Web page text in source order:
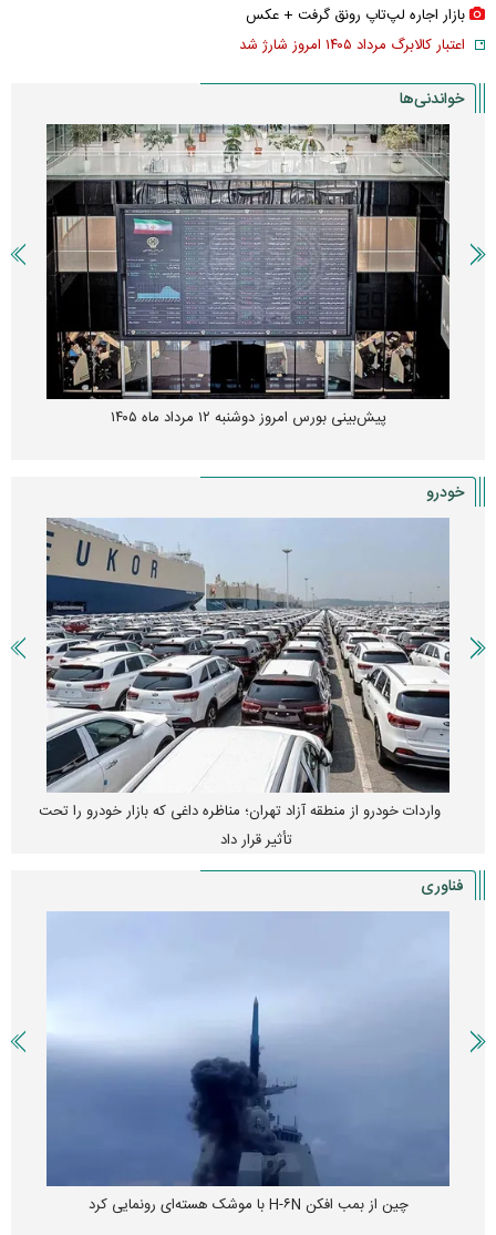
بازار اجاره لپ‌تاپ رونق گرفت + عکس
اعتبار کالابرگ مرداد ۱۴۰۵ امروز شارژ شد
خواندنی‌ها
پیش‌بینی بورس امروز دوشنبه ۱۲ مرداد ماه ۱۴۰۵
خودرو
واردات خودرو از منطقه آزاد تهران؛ مناظره داغی که بازار خودرو را تحت
تأثیر قرار داد
فناوری
چین از بمب افکن H-۶N با موشک هسته‌ای رونمایی کرد